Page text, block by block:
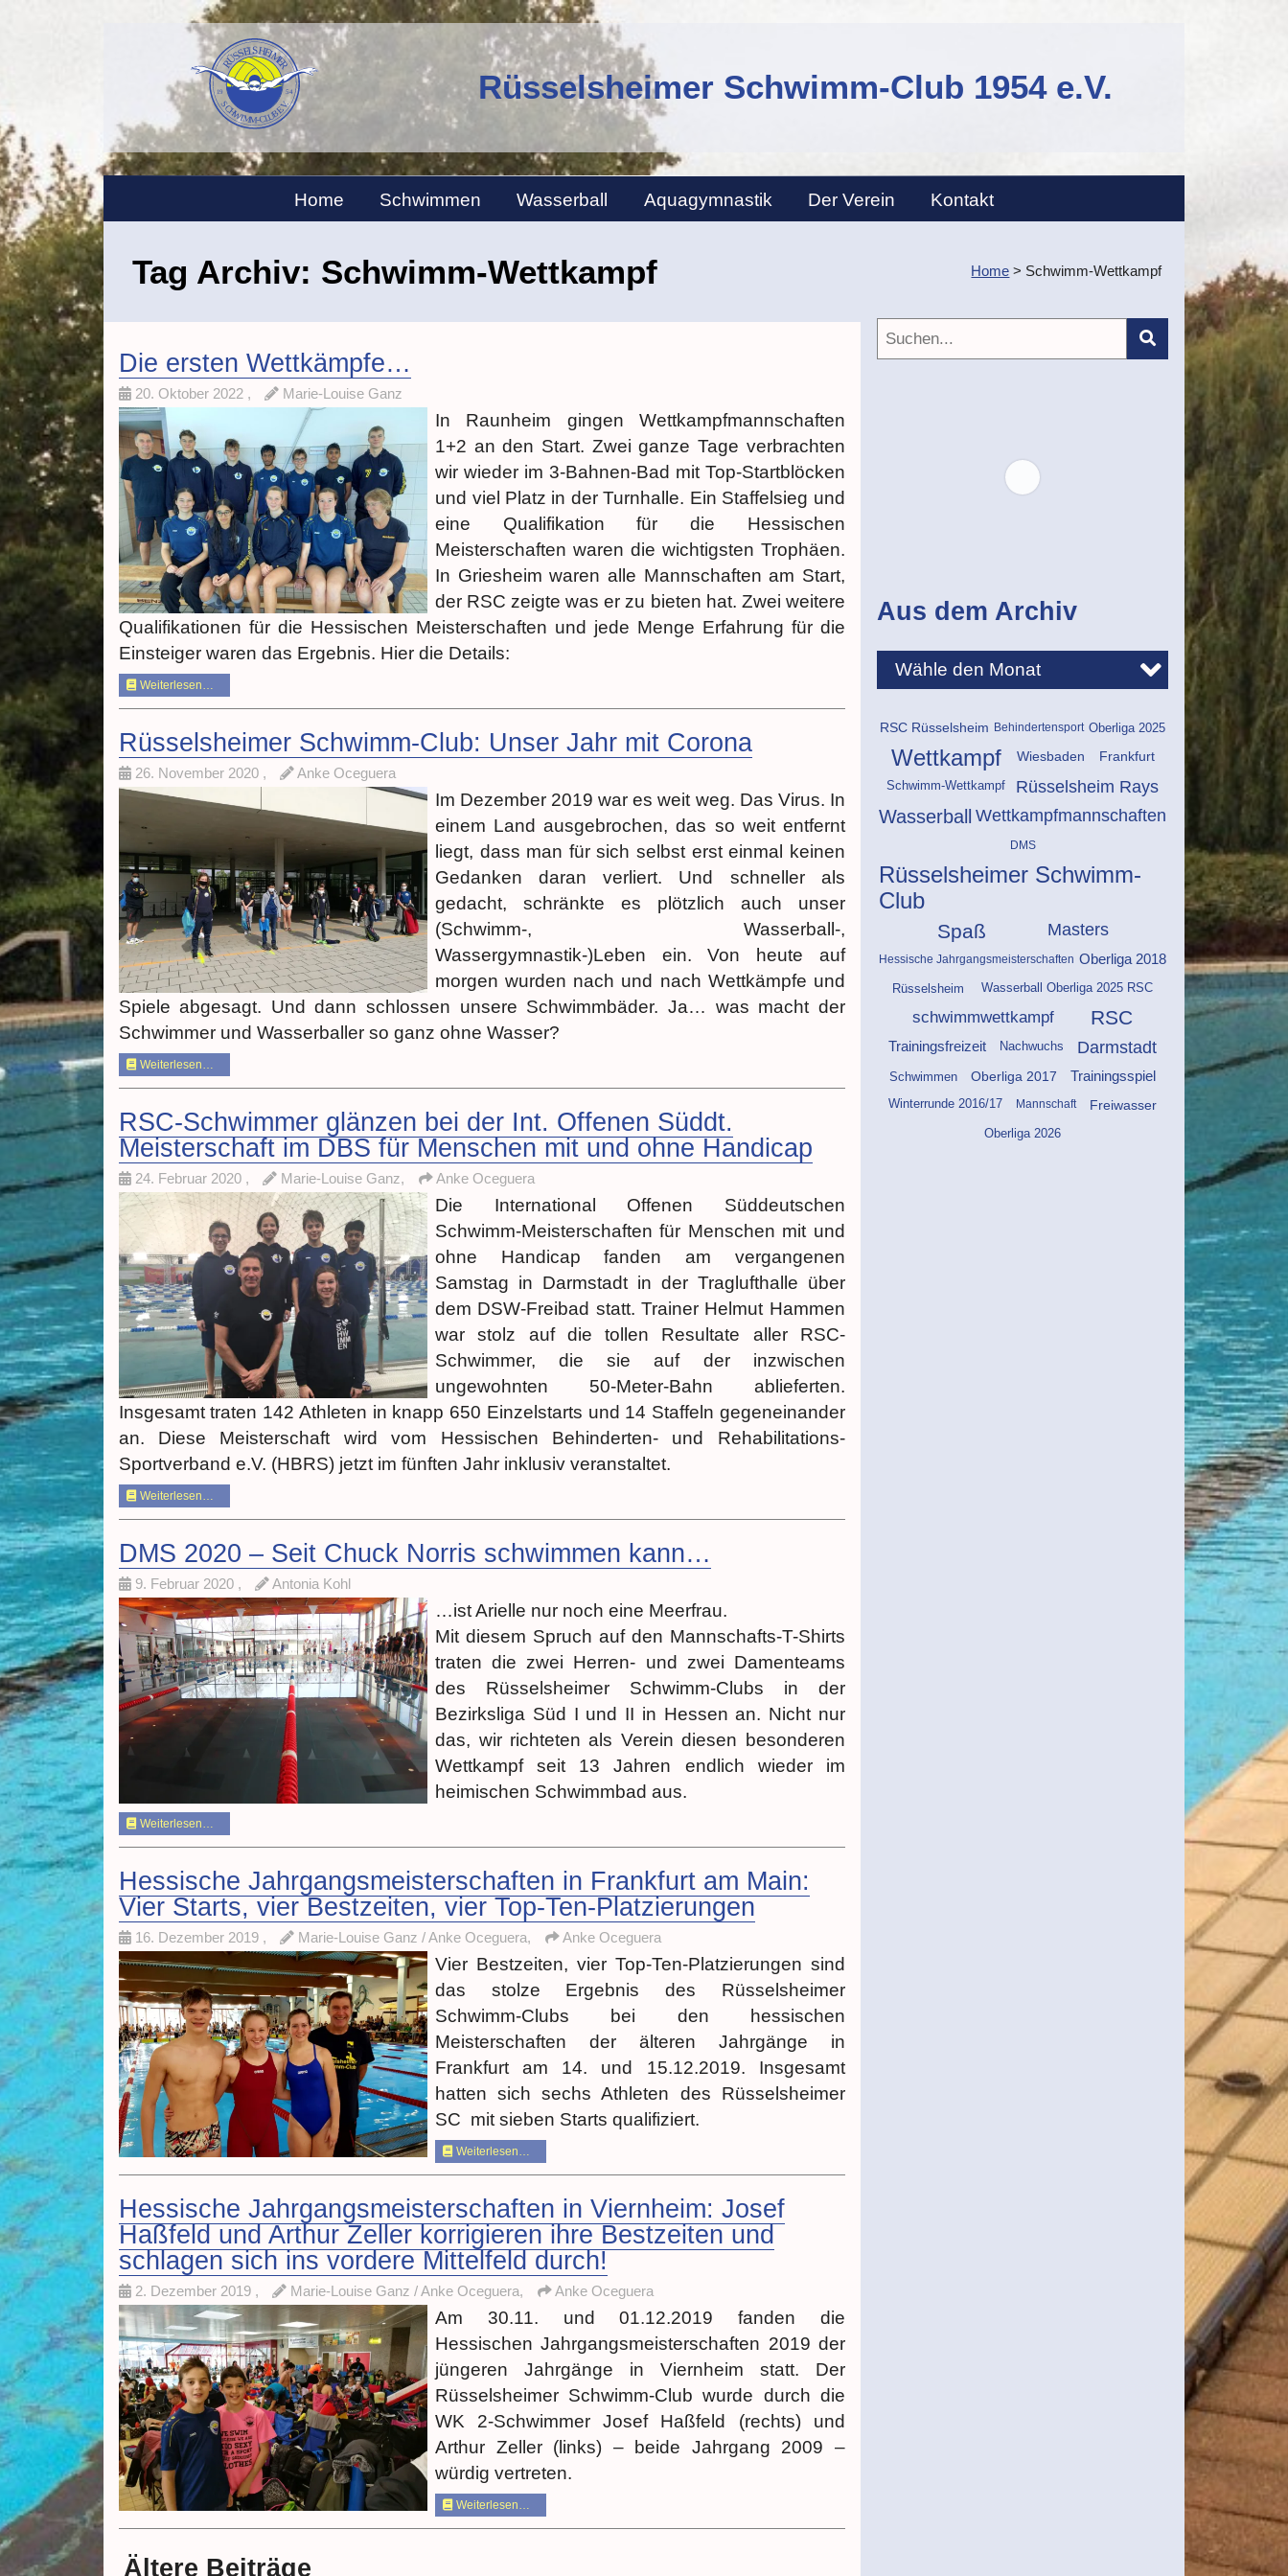
Rüsselsheimer Schwimm-Club 1954 e.V.
Home Schwimmen Wasserball Aquagymnastik Der Verein Kontakt
Tag Archiv: Schwimm-Wettkampf Home > Schwimm-Wettkampf
Die ersten Wettkämpfe…
20. Oktober 2022 , Marie-Louise Ganz
In Raunheim gingen Wettkampfmannschaften
1+2 an den Start. Zwei ganze Tage verbrachten
wir wieder im 3-Bahnen-Bad mit Top-Startblöcken
und viel Platz in der Turnhalle. Ein Staffelsieg und
eine Qualifikation für die Hessischen
Meisterschaften waren die wichtigsten Trophäen.
In Griesheim waren alle Mannschaften am Start,
der RSC zeigte was er zu bieten hat. Zwei weitere
Qualifikationen für die Hessischen Meisterschaften und jede Menge Erfahrung für die
Einsteiger waren das Ergebnis. Hier die Details:
Weiterlesen…
Rüsselsheimer Schwimm-Club: Unser Jahr mit Corona
26. November 2020 , Anke Oceguera
Im Dezember 2019 war es weit weg. Das Virus. In
einem Land ausgebrochen, das so weit entfernt
liegt, dass man für sich selbst erst einmal keinen
Gedanken daran verliert. Und schneller als
gedacht, schränkte es plötzlich auch unser
(Schwimm-, Wasserball-,
Wassergymnastik-)Leben ein. Von heute auf
morgen wurden nach und nach Wettkämpfe und
Spiele abgesagt. Und dann schlossen unsere Schwimmbäder. Ja… was macht der
Schwimmer und Wasserballer so ganz ohne Wasser?
Weiterlesen…
RSC-Schwimmer glänzen bei der Int. Offenen Süddt.
Meisterschaft im DBS für Menschen mit und ohne Handicap
24. Februar 2020 , Marie-Louise Ganz, Anke Oceguera
Die International Offenen Süddeutschen
Schwimm-Meisterschaften für Menschen mit und
ohne Handicap fanden am vergangenen
Samstag in Darmstadt in der Traglufthalle über
dem DSW-Freibad statt. Trainer Helmut Hammen
war stolz auf die tollen Resultate aller RSC-
Schwimmer, die sie auf der inzwischen
ungewohnten 50-Meter-Bahn ablieferten.
Insgesamt traten 142 Athleten in knapp 650 Einzelstarts und 14 Staffeln gegeneinander
an. Diese Meisterschaft wird vom Hessischen Behinderten- und Rehabilitations-
Sportverband e.V. (HBRS) jetzt im fünften Jahr inklusiv veranstaltet.
Weiterlesen…
DMS 2020 – Seit Chuck Norris schwimmen kann…
9. Februar 2020 , Antonia Kohl
…ist Arielle nur noch eine Meerfrau.
Mit diesem Spruch auf den Mannschafts-T-Shirts
traten die zwei Herren- und zwei Damenteams
des Rüsselsheimer Schwimm-Clubs in der
Bezirksliga Süd I und II in Hessen an. Nicht nur
das, wir richteten als Verein diesen besonderen
Wettkampf seit 13 Jahren endlich wieder im
heimischen Schwimmbad aus.
Weiterlesen…
Hessische Jahrgangsmeisterschaften in Frankfurt am Main:
Vier Starts, vier Bestzeiten, vier Top-Ten-Platzierungen
16. Dezember 2019 , Marie-Louise Ganz / Anke Oceguera, Anke Oceguera
Vier Bestzeiten, vier Top-Ten-Platzierungen sind
das stolze Ergebnis des Rüsselsheimer
Schwimm-Clubs bei den hessischen
Meisterschaften der älteren Jahrgänge in
Frankfurt am 14. und 15.12.2019. Insgesamt
hatten sich sechs Athleten des Rüsselsheimer
SC mit sieben Starts qualifiziert.
Weiterlesen…
Hessische Jahrgangsmeisterschaften in Viernheim: Josef
Haßfeld und Arthur Zeller korrigieren ihre Bestzeiten und
schlagen sich ins vordere Mittelfeld durch!
2. Dezember 2019 , Marie-Louise Ganz / Anke Oceguera, Anke Oceguera
Am 30.11. und 01.12.2019 fanden die
Hessischen Jahrgangsmeisterschaften 2019 der
jüngeren Jahrgänge in Viernheim statt. Der
Rüsselsheimer Schwimm-Club wurde durch die
WK 2-Schwimmer Josef Haßfeld (rechts) und
Arthur Zeller (links) – beide Jahrgang 2009 –
würdig vertreten.
Weiterlesen…
Ältere Beiträge
Aus dem Archiv
RSC Rüsselsheim Behindertensport Oberliga 2025
Wettkampf Wiesbaden Frankfurt
Schwimm-Wettkampf Rüsselsheim Rays
Wasserball Wettkampfmannschaften
DMS
Rüsselsheimer Schwimm-
Club
Spaß Masters
Hessische Jahrgangsmeisterschaften Oberliga 2018
Rüsselsheim Wasserball Oberliga 2025 RSC
schwimmwettkampf RSC
Trainingsfreizeit Nachwuchs Darmstadt
Schwimmen Oberliga 2017 Trainingsspiel
Winterrunde 2016/17 Mannschaft Freiwasser
Oberliga 2026